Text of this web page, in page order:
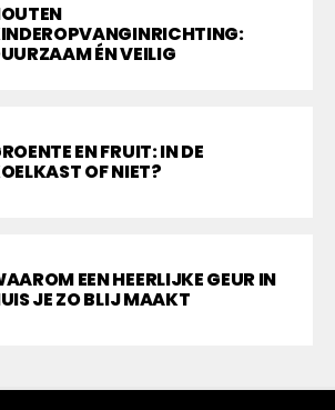
ÉN VEILIG
EN FRUIT: IN DE
OF NIET?
EEN HEERLIJKE GEUR IN
JE ZO BLIJ MAAKT